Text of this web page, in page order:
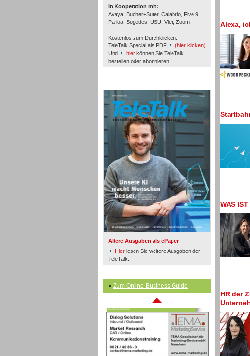
In Kooperation mit:
Avaya, Bucher+Suter, Calabrio, Five 9,
Parloa, Sogedes, USU, Vier, Zoom
Kostenlos zum Durchklicken:
TeleTalk Special als PDF
(hier klicken)
Und
hier können Sie TeleTalk
bestellen oder abonnieren!
Ältere Ausgaben als ePaper
Hier lesen Sie weitere Ausgaben der
TeleTalk.
» Zum Online-Business Guide
Inbound
Inbound
Inbound
Alexa,
WAS
HR der